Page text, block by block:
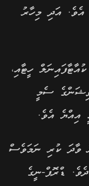
ޖެހިލައިފަ އެވެ. އަދި މިހާރު
ހީޓާއި،
ސެމީ
އިއްޔެ އެވެ.
ވާދަ ކުރި ނަމަވެސް
ޑްރޮޕް-ނީގެ